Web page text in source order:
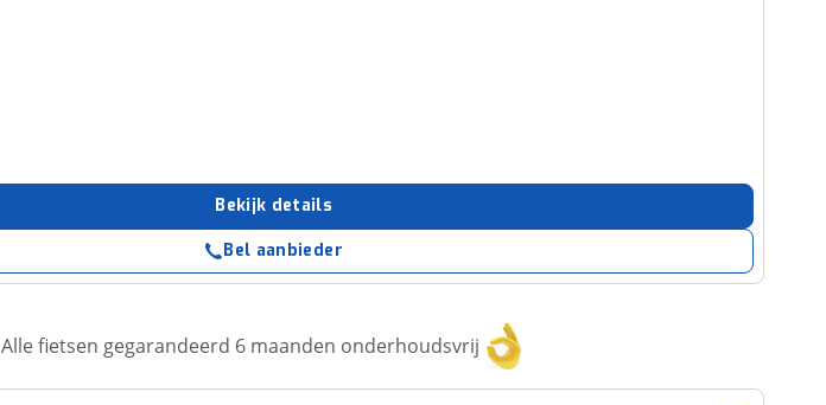
Bekijk details
Bel aanbieder
Alle fietsen gegarandeerd 6 maanden onderhoudsvrij